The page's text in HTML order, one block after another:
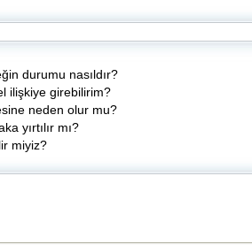
durumu nasıldır?
ilişkiye girebilirim?
neden olur mu?
yırtılır mı?
miyiz?